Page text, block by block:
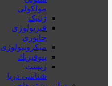
مولکولی
ژنتیک
فیزیولوژی
جانوری
میکروبیولوژی
بيوفيزيك
زیست
شناسی دریا